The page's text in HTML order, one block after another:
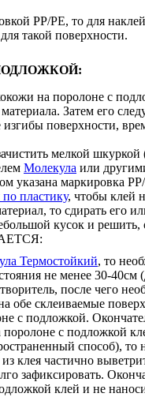
PP/PE, то для
такой поверхности.
на поролоне с
Затем его
изгибы поверхности,
мелкой
Молекула или
указана маркировка
пластику, чтобы клей
то сдирать
кусок и решить,
Термостойкий, то
не менее 30-
после чего
обе склеиваемые
с подложкой.
с подложкой
способ),
клея частично
зафиксировать.
клей и не